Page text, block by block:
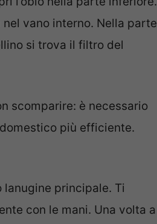
vano interno. Nella parte
si trova il filtro del
scomparire: è necessario
più efficiente.
lanugine principale. Ti
con le mani. Una volta a